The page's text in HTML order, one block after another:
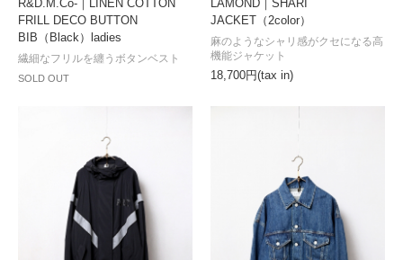
R&D.M.Co-｜LINEN COTTON
FRILL DECO BUTTON
BIB（Black）ladies
SOLD OUT
繊細なフリルを纏うボタンベスト
LAMOND｜SHARI
JACKET（2color）
18,700円(tax in)
麻のようなシャリ感がクセになる高
機能ジャケット